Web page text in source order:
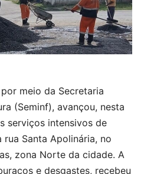
meio da Secretaria
(Seminf), avançou, nesta
serviços intensivos de
Santa Apolinária, no
zona Norte da cidade. A
e desgastes, recebeu